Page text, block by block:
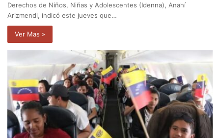
Derechos de Niños, Niñas y Adolescentes (Idenna), Anahí
Arizmendi, indicó este jueves que…
Ver Mas »